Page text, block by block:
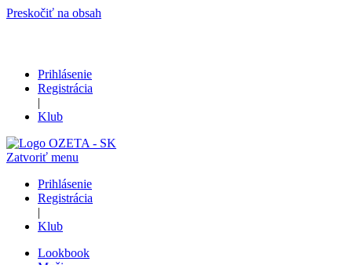
Preskočiť na obsah
Prihlásenie
Registrácia
|
Klub
Zatvoriť menu
Prihlásenie
Registrácia
|
Klub
Lookbook